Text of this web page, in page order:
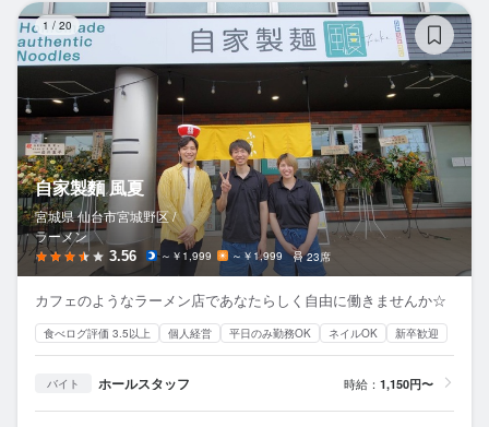
1 / 20
自家製麵 風夏
宮城県 仙台市宮城野区 /
ラーメン
3.56 ～￥1,999 ～￥1,999 23席
カフェのようなラーメン店であなたらしく自由に働きませんか☆
食べログ評価 3.5以上 個人経営 平日のみ勤務OK ネイルOK 新卒歓迎
バイト ホールスタッフ 時給： 1,150円〜